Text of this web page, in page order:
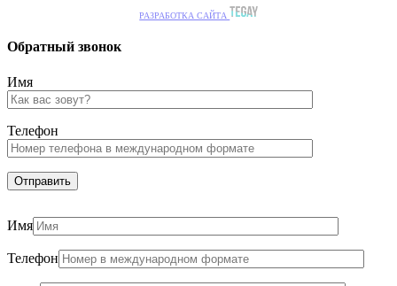
РАЗРАБОТКА САЙТА
Обратный звонок
Имя
Телефон
Имя
Телефон